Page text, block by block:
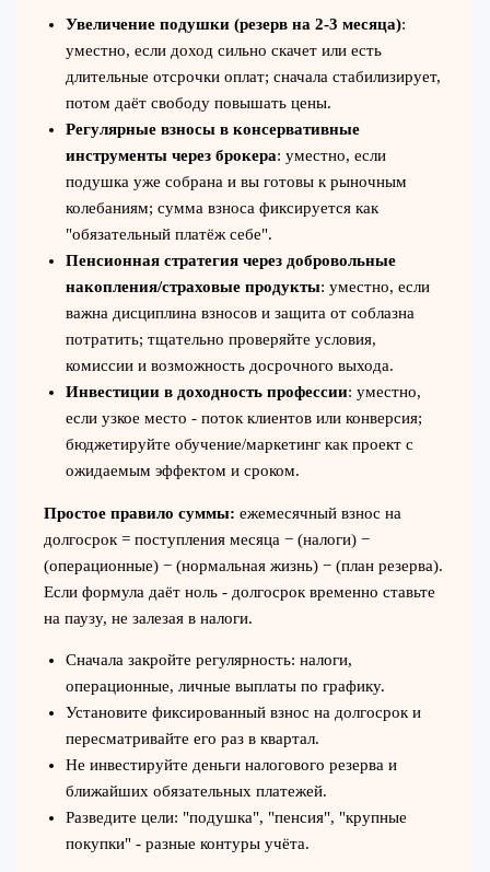
Увеличение подушки (резерв на 2-3 месяца):
уместно, если доход сильно скачет или есть
длительные отсрочки оплат; сначала стабилизирует,
потом даёт свободу повышать цены.
Регулярные взносы в консервативные
инструменты через брокера: уместно, если
подушка уже собрана и вы готовы к рыночным
колебаниям; сумма взноса фиксируется как
"обязательный платёж себе".
Пенсионная стратегия через добровольные
накопления/страховые продукты: уместно, если
важна дисциплина взносов и защита от соблазна
потратить; тщательно проверяйте условия,
комиссии и возможность досрочного выхода.
Инвестиции в доходность профессии: уместно,
если узкое место - поток клиентов или конверсия;
бюджетируйте обучение/маркетинг как проект с
ожидаемым эффектом и сроком.
Простое правило суммы: ежемесячный взнос на
долгосрок = поступления месяца − (налоги) −
(операционные) − (нормальная жизнь) − (план резерва).
Если формула даёт ноль - долгосрок временно ставьте
на паузу, не залезая в налоги.
Сначала закройте регулярность: налоги,
операционные, личные выплаты по графику.
Установите фиксированный взнос на долгосрок и
пересматривайте его раз в квартал.
Не инвестируйте деньги налогового резерва и
ближайших обязательных платежей.
Разведите цели: "подушка", "пенсия", "крупные
покупки" - разные контуры учёта.